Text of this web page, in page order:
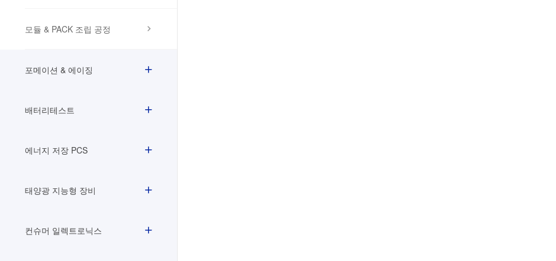
모듈 & PACK 조립 공정
포메이션 & 에이징
배터리테스트
에너지 저장 PCS
태양광 지능형 장비
컨슈머 일렉트로닉스